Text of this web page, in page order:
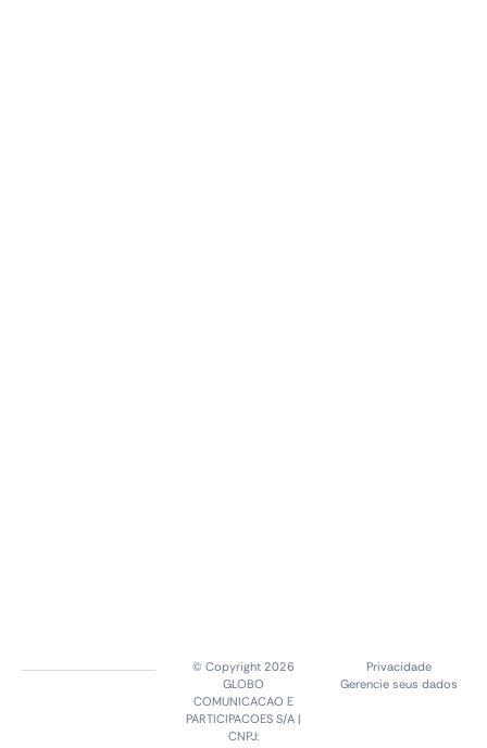
© Copyright 2026
GLOBO
COMUNICACAO E
PARTICIPACOES S/A |
CNPJ:
Privacidade
Gerencie seus dados